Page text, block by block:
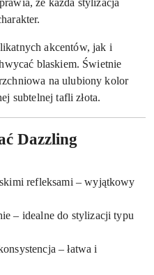
akcentów, jak i
blaskiem. Świetnie
na ulubiony kolor
subtelnej tafli złota.
Dazzling
refleksami – wyjątkowy
– idealne do stylizacji typu
– łatwa i